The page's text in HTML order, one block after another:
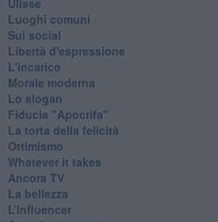
Luoghi comuni
Sui social
Libertà d'espressione
L'incarico
Morale moderna
Lo slogan
Fiducia "Apocrifa"
La torta della felicità
Ottimismo
Whatever it takes
Ancora TV
La bellezza
L’Influencer